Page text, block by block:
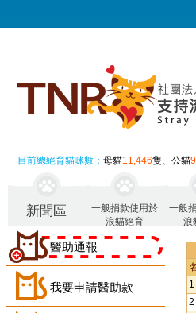
目前總絕育貓咪數：母貓11,446隻、公貓
新聞區
一般捐款使用於
浪貓絕育
一般
浪
醫助通報
我要申請醫助款
1
2